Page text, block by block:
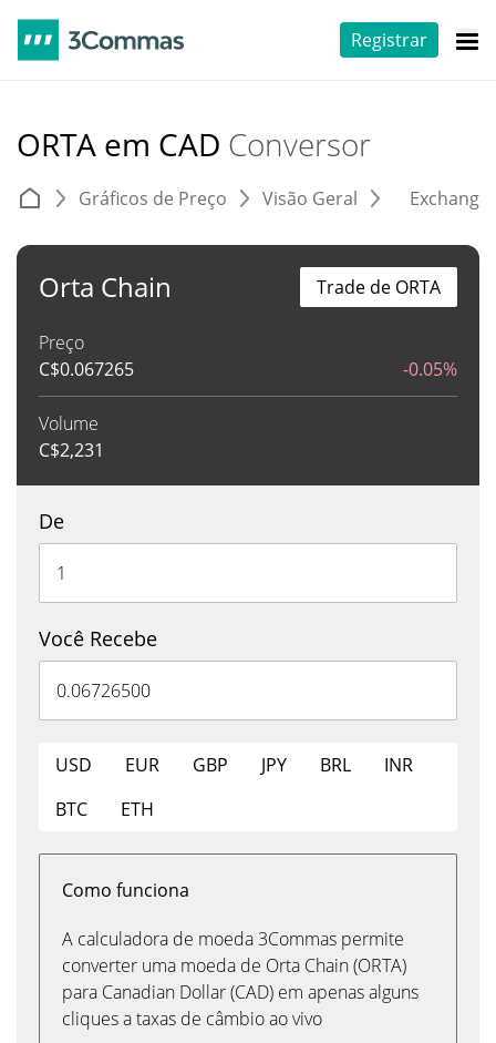
Registrar
ORTA em CAD Conversor
Gráficos de Preço Visão Geral
Orta Chain
Preço
C$0.067265 -0.05%
Volume
C$2,231
Trade de ORTA
De
Você Recebe
USD EUR GBP JPY BRL
INR
BTC
ETH
Como funciona
A calculadora de moeda 3Commas permite
converter uma moeda de Orta Chain (ORTA)
para Canadian Dollar (CAD) em apenas alguns
cliques a taxas de câmbio ao vivo